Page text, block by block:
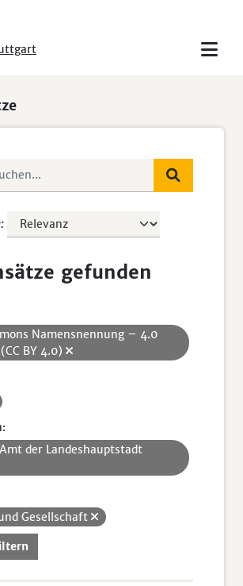
gefunden
Namensnennung – 4.0
BY 4.0)
der Landeshauptstadt
Gesellschaft